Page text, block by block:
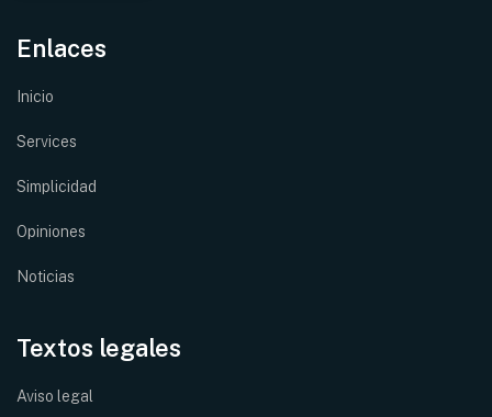
Enlaces
Inicio
Services
Simplicidad
Opiniones
Noticias
Textos legales
Aviso legal